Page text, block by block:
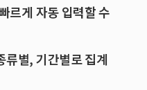
게 자동 입력할 수
별, 기간별로 집계